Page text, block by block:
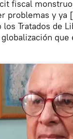
fiscal
problemas y ya
los Tratados de